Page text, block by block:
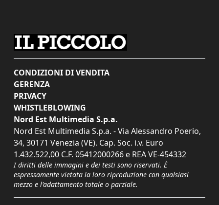
CONDIZIONI DI VENDITA
GERENZA
PRIVACY
WHISTLEBLOWING
Nord Est Multimedia S.p.a.
Nord Est Multimedia S.p.a. - Via Alessandro Poerio,
34, 30171 Venezia (VE). Cap. Soc. i.v. Euro
1.432.522,00 C.F. 05412000266 e REA VE-454332
I diritti delle immagini e dei testi sono riservati. È
espressamente vietata la loro riproduzione con qualsiasi
mezzo e l'adattamento totale o parziale.